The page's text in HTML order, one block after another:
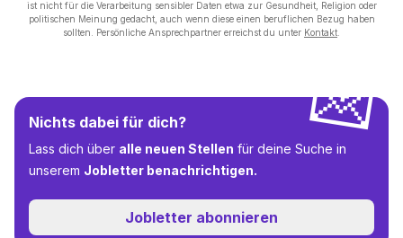
ist nicht für die Verarbeitung sensibler Daten etwa zur Gesundheit, Religion oder
politischen Meinung gedacht, auch wenn diese einen beruflichen Bezug haben
sollten. Persönliche Ansprechpartner erreichst du unter Kontakt
💌
Nichts dabei für dich?
Lass dich über alle neuen Stellen für deine Suche in
unserem Jobletter benachrichtigen.
Jobletter abonnieren